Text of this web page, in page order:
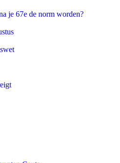
je 67e de norm worden?